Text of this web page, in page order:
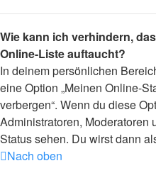
Wie kann ich verhindern,
Online-Liste auftaucht?
In deinem persönlichen
eine Option „Meinen Online-
verbergen“. Wenn du diese
Administratoren, Moderatoren
Status sehen. Du wirst dann
Nach oben